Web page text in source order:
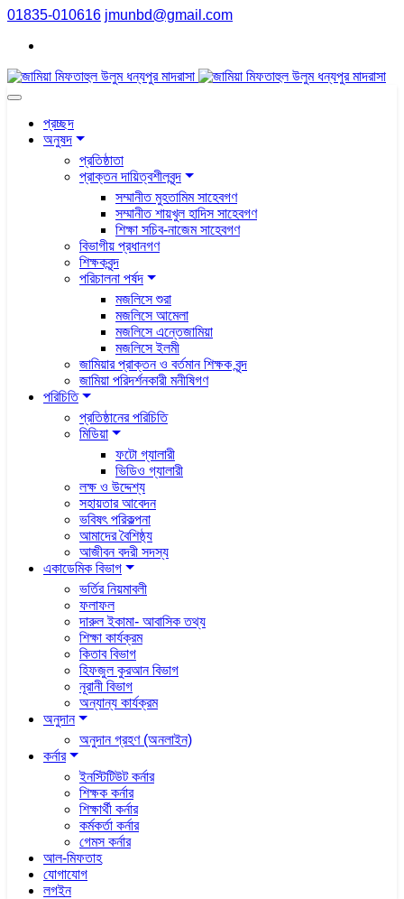
01835-010616 jmunbd@gmail.com
প্রচ্ছদ
অনুষদ
প্রতিষ্ঠাতা
প্রাক্তন দায়িত্বশীলবৃন্দ
সম্মানীত মুহতামিম সাহেবগণ
সম্মানীত শায়খুল হাদিস সাহেবগণ
শিক্ষা সচিব-নাজেম সাহেবগণ
বিভাগীয় প্রধানগণ
শিক্ষকবৃন্দ
পরিচালনা পর্ষদ
মজলিসে শুরা
মজলিসে আমেলা
মজলিসে এন্তেজামিয়া
মজলিসে ইলমী
জামিয়ার প্রাক্তন ও বর্তমান শিক্ষক বৃন্দ
জামিয়া পরিদর্শনকারী মনীষিগণ
পরিচিতি
প্রতিষ্ঠানের পরিচিতি
মিডিয়া
ফটো গ্যালারী
ভিডিও গ্যালারী
লক্ষ ও উদ্দেশ্য
সহায়তার আবেদন
ভবিষৎ পরিকল্পনা
আমাদের বৈশিষ্ঠ্য
আজীবন বদরী সদস্য
একাডেমিক বিভাগ
ভর্তির নিয়মাবলী
ফলাফল
দারুল ইকামা- আবাসিক তথ্য
শিক্ষা কার্যক্রম
কিতাব বিভাগ
হিফজুল কুরআন বিভাগ
নূরানী বিভাগ
অন্যান্য কার্যক্রম
অনুদান
অনুদান গ্রহণ (অনলাইন)
কর্নার
ইনস্টিটিউট কর্নার
শিক্ষক কর্নার
শিক্ষার্থী কর্নার
কর্মকর্তা কর্নার
গেমস কর্নার
আল-মিফতাহ
যোগাযোগ
লগইন